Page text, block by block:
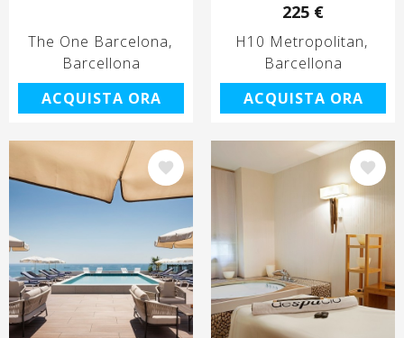
The One Barcelona
Barcellona
ACQUISTA ORA
225 €
H10 Metropolitan
Barcellona
ACQUISTA ORA
Immagine Immagine